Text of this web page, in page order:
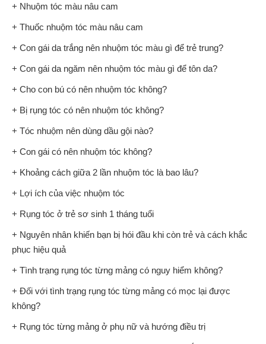
+ Nhuộm tóc màu nâu cam
+ Thuốc nhuộm tóc màu nâu cam
+ Con gái da trắng nên nhuộm tóc màu gì để trẻ trung?
+ Con gái da ngăm nên nhuộm tóc màu gì để tôn da?
+ Cho con bú có nên nhuộm tóc không?
+ Bị rụng tóc có nên nhuộm tóc không?
+ Tóc nhuộm nên dùng dầu gội nào?
+ Con gái có nên nhuộm tóc không?
+ Khoảng cách giữa 2 lần nhuộm tóc là bao lâu?
+ Lợi ích của việc nhuộm tóc
+ Rụng tóc ở trẻ sơ sinh 1 tháng tuổi
+ Nguyên nhân khiến bạn bị hói đầu khi còn trẻ và cách khắc
phục hiệu quả
+ Tình trạng rụng tóc từng mảng có nguy hiểm không?
+ Đối với tình trạng rụng tóc từng mảng có mọc lại được
không?
+ Rụng tóc từng mảng ở phụ nữ và hướng điều trị